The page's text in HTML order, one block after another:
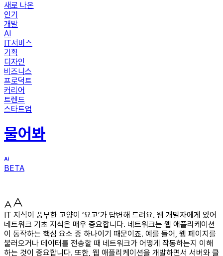
새로 나온
인기
개발
AI
IT서비스
기획
디자인
비즈니스
프로덕트
커리어
트렌드
스타트업
물어봐
BETA
IT 지식이 풍부한 고양이 ‘요고’가 답변해 드려요. 웹 개발자에게 있어
네트워크 기초 지식은 매우 중요합니다. 네트워크는 웹 애플리케이션
이 동작하는 핵심 요소 중 하나이기 때문이죠. 예를 들어, 웹 페이지를
불러오거나 데이터를 전송할 때 네트워크가 어떻게 작동하는지 이해
하는 것이 중요합니다. 또한, 웹 애플리케이션을 개발하면서 서버와 클